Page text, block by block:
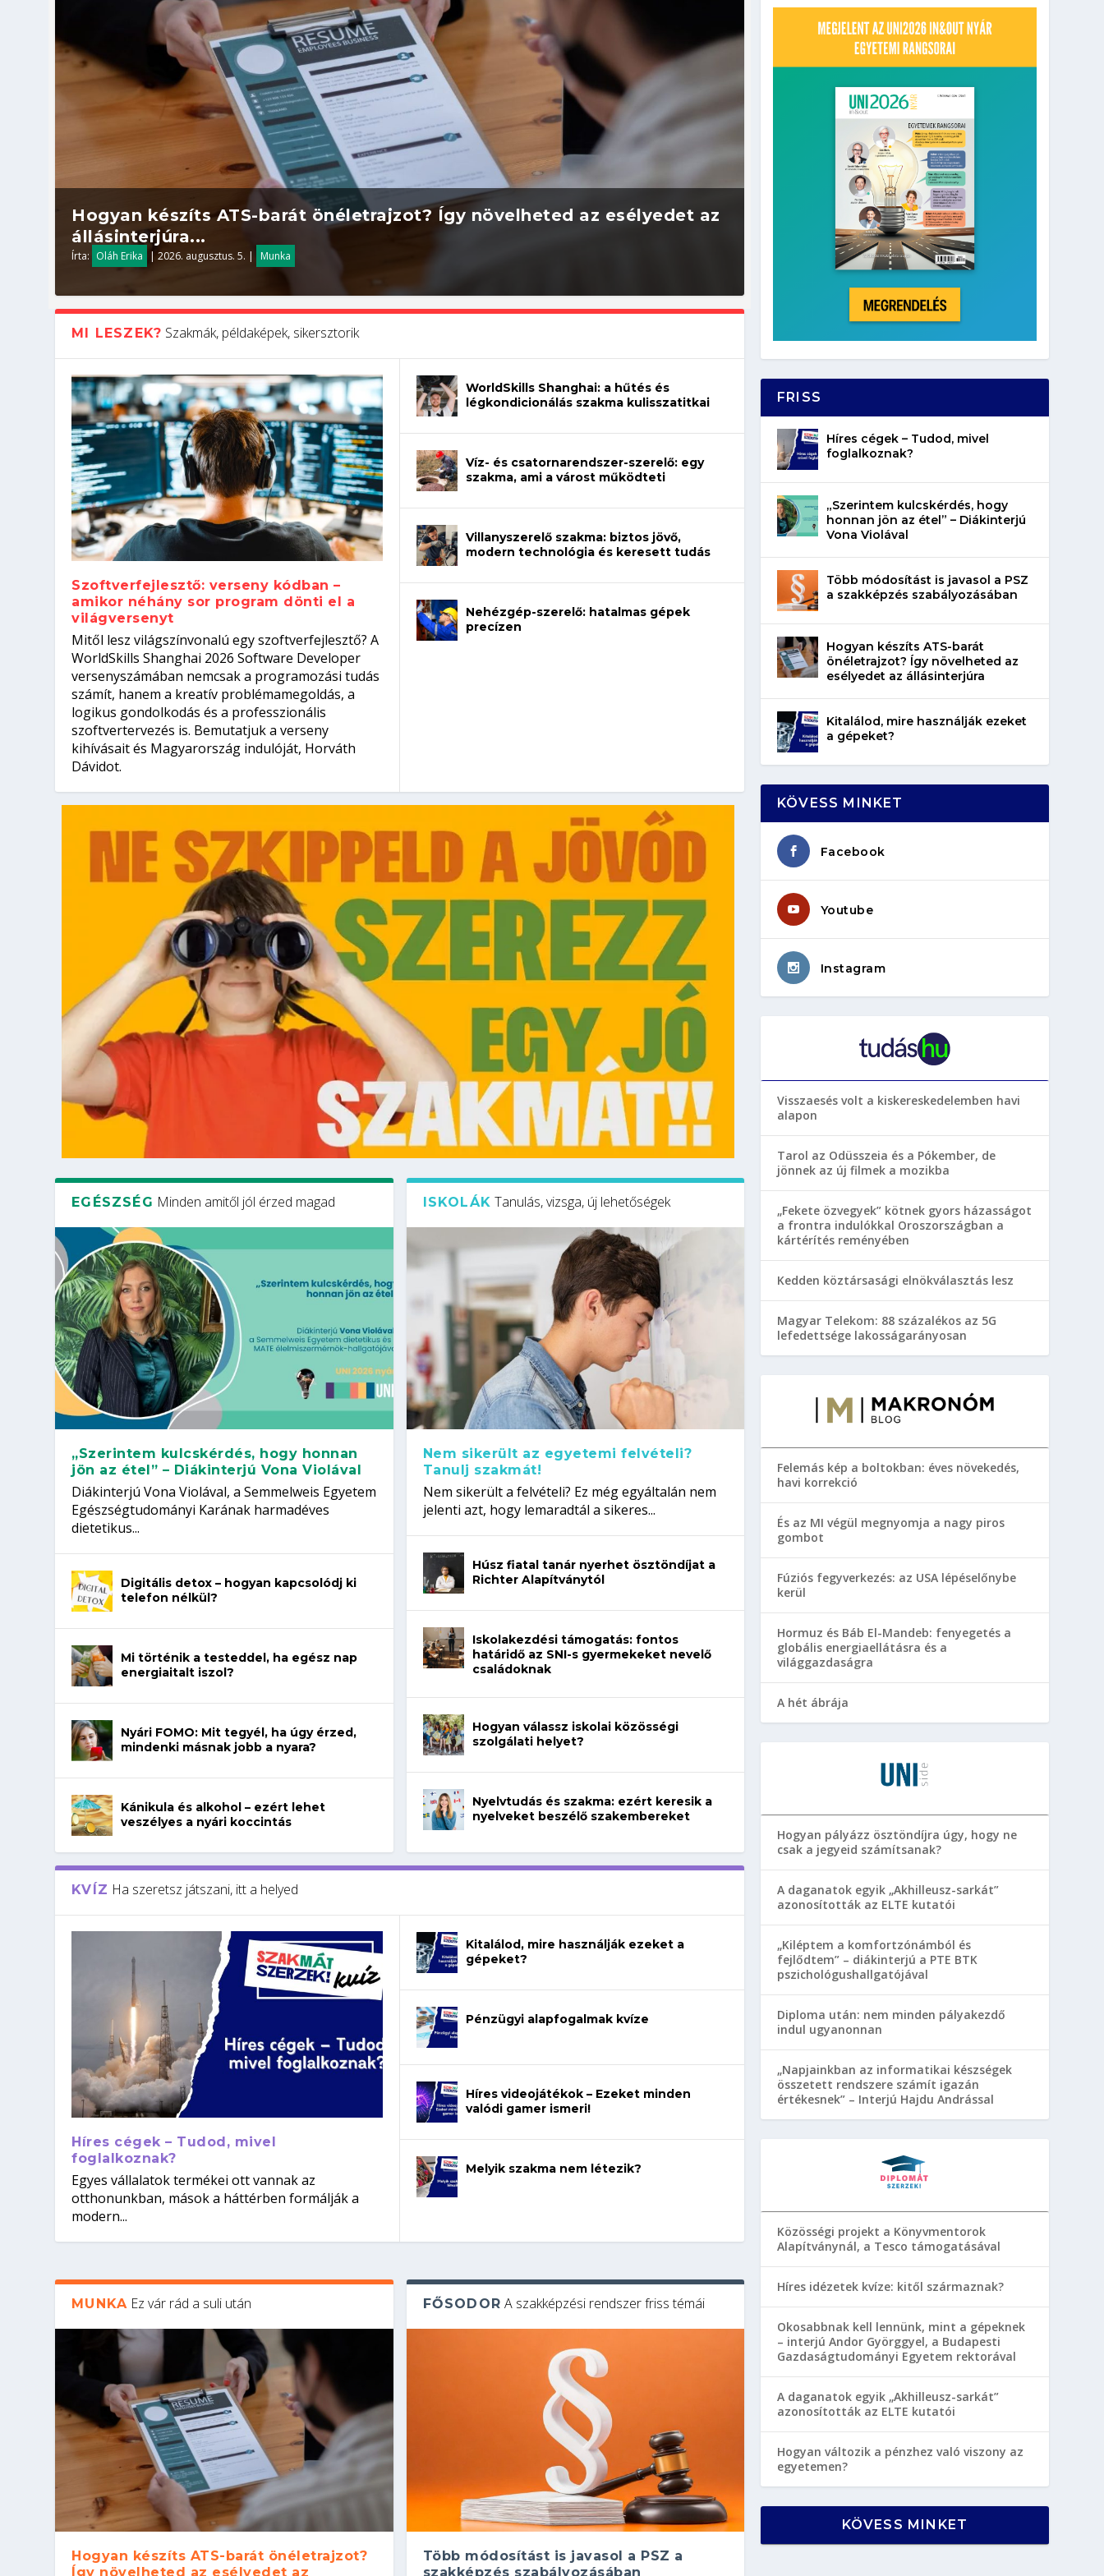
Hogyan készíts ATS-barát önéletrajzot? Így növelheted az esélyedet az
állásinterjúra...
Írta: Oláh Erika |2026. augusztus. 5. | Munka
Kitalálod, mire használják ezeket a gépeket?
Írta: Tóth Mónika |2026. augusztus. 4.| Kvíz
Nem sikerült az egyetemi felvételi? Tanulj szakmát!
Írta: Oláh Erika |2026. augusztus. 4.| Iskolák
Szoftverfejlesztő: verseny kódban – amikor néhány sor program dönti
el a világversenyt...
Írta: Szakmát Szerzek |2026. augusztus. 3.| Mi leszek?
Digitális detox – hogyan kapcsolódj ki telefon nélkül?
Írta: Oláh Erika |2026. augusztus. 3.| Egészség
MI LESZEK? Szakmák, példaképek, sikersztorik
Szoftverfejlesztő: verseny kódban –
amikor néhány sor program dönti el a
világversenyt
Mitől lesz világszínvonalú egy szoftverfejlesztő? A
WorldSkills Shanghai 2026 Software Developer
versenyszámában nemcsak a programozási tudás
számít, hanem a kreatív problémamegoldás, a
logikus gondolkodás és a professzionális
szoftvertervezés is. Bemutatjuk a verseny
kihívásait és Magyarország indulóját, Horváth
Dávidot.
WorldSkills Shanghai: a hűtés és
légkondicionálás szakma kulisszatitkai
Víz- és csatornarendszer-szerelő: egy
szakma, ami a várost működteti
Villanyszerelő szakma: biztos jövő,
modern technológia és keresett tudás
Nehézgép-szerelő: hatalmas gépek
precízen
EGÉSZSÉG Minden amitől jól érzed magad
„Szerintem kulcskérdés, hogy honnan
jön az étel” – Diákinterjú Vona Violával
Diákinterjú Vona Violával, a Semmelweis Egyetem
Egészségtudományi Karának harmadéves
dietetikus...
Digitális detox – hogyan kapcsolódj ki
telefon nélkül?
Mi történik a testeddel, ha egész nap
energiaitalt iszol?
Nyári FOMO: Mit tegyél, ha úgy érzed,
mindenki másnak jobb a nyara?
Kánikula és alkohol – ezért lehet
veszélyes a nyári koccintás
ISKOLÁK Tanulás, vizsga, új lehetőségek
Nem sikerült az egyetemi felvételi?
Tanulj szakmát!
Nem sikerült a felvételi? Ez még egyáltalán nem
jelenti azt, hogy lemaradtál a sikeres...
Húsz fiatal tanár nyerhet ösztöndíjat a
Richter Alapítványtól
Iskolakezdési támogatás: fontos
határidő az SNI-s gyermekeket nevelő
családoknak
Hogyan válassz iskolai közösségi
szolgálati helyet?
Nyelvtudás és szakma: ezért keresik a
nyelveket beszélő szakembereket
KVÍZ Ha szeretsz játszani, itt a helyed
Híres cégek – Tudod, mivel
foglalkoznak?
Egyes vállalatok termékei ott vannak az
otthonunkban, mások a háttérben formálják a
modern...
Kitalálod, mire használják ezeket a
gépeket?
Pénzügyi alapfogalmak kvíze
Híres videojátékok – Ezeket minden
valódi gamer ismeri!
Melyik szakma nem létezik?
MUNKA Ez vár rád a suli után
Hogyan készíts ATS-barát önéletrajzot?
Így növelheted az esélyedet az
FŐSODOR A szakképzési rendszer friss témái
Több módosítást is javasol a PSZ a
szakképzés szabályozásában
FRISS
Híres cégek – Tudod, mivel
foglalkoznak?
„Szerintem kulcskérdés, hogy
honnan jön az étel” – Diákinterjú
Vona Violával
Több módosítást is javasol a PSZ
a szakképzés szabályozásában
Hogyan készíts ATS-barát
önéletrajzot? Így növelheted az
esélyedet az állásinterjúra
Kitalálod, mire használják ezeket
a gépeket?
KÖVESS MINKET
Facebook
Youtube
Instagram
Visszaesés volt a kiskereskedelemben havi
alapon
Tarol az Odüsszeia és a Pókember, de
jönnek az új filmek a mozikba
„Fekete özvegyek” kötnek gyors házasságot
a frontra indulókkal Oroszországban a
kártérítés reményében
Kedden köztársasági elnökválasztás lesz
Magyar Telekom: 88 százalékos az 5G
lefedettsége lakosságarányosan
Felemás kép a boltokban: éves növekedés,
havi korrekció
És az MI végül megnyomja a nagy piros
gombot
Fúziós fegyverkezés: az USA lépéselőnybe
kerül
Hormuz és Báb El-Mandeb: fenyegetés a
globális energiaellátásra és a
világgazdaságra
A hét ábrája
Hogyan pályázz ösztöndíjra úgy, hogy ne
csak a jegyeid számítsanak?
A daganatok egyik „Akhilleusz-sarkát”
azonosították az ELTE kutatói
„Kiléptem a komfortzónámból és
fejlődtem” – diákinterjú a PTE BTK
pszichológushallgatójával
Diploma után: nem minden pályakezdő
indul ugyanonnan
„Napjainkban az informatikai készségek
összetett rendszere számít igazán
értékesnek” – Interjú Hajdu Andrással
Közösségi projekt a Könyvmentorok
Alapítványnál, a Tesco támogatásával
Híres idézetek kvíze: kitől származnak?
Okosabbnak kell lennünk, mint a gépeknek
– interjú Andor Györggyel, a Budapesti
Gazdaságtudományi Egyetem rektorával
A daganatok egyik „Akhilleusz-sarkát”
azonosították az ELTE kutatói
Hogyan változik a pénzhez való viszony az
egyetemen?
KÖVESS MINKET